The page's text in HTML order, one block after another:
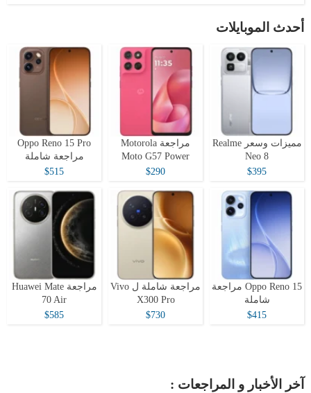
أحدث الموبايلات
مميزات وسعر Realme
Neo 8
$395
مراجعة Motorola
Moto G57 Power
$290
Oppo Reno 15 Pro
مراجعة شاملة
$515
Oppo Reno 15 مراجعة
شاملة
$415
مراجعة شاملة ل Vivo
X300 Pro
$730
مراجعة Huawei Mate
70 Air
$585
آخر الأخبار و المراجعات :